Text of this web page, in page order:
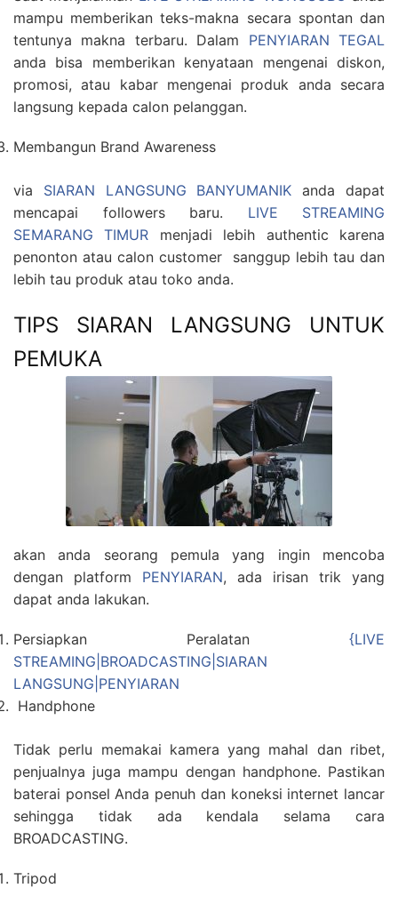
mampu memberikan teks-makna secara spontan dan
tentunya makna terbaru. Dalam PENYIARAN TEGAL
anda bisa memberikan kenyataan mengenai diskon,
promosi, atau kabar mengenai produk anda secara
langsung kepada calon pelanggan.
Membangun Brand Awareness
via SIARAN LANGSUNG BANYUMANIK anda dapat
mencapai followers baru. LIVE STREAMING
SEMARANG TIMUR menjadi lebih authentic karena
penonton atau calon customer sanggup lebih tau dan
lebih tau produk atau toko anda.
TIPS SIARAN LANGSUNG UNTUK
PEMUKA
akan anda seorang pemula yang ingin mencoba
dengan platform PENYIARAN, ada irisan trik yang
dapat anda lakukan.
Persiapkan Peralatan {LIVE
STREAMING|BROADCASTING|SIARAN
LANGSUNG|PENYIARAN
Handphone
Tidak perlu memakai kamera yang mahal dan ribet,
penjualnya juga mampu dengan handphone. Pastikan
baterai ponsel Anda penuh dan koneksi internet lancar
sehingga tidak ada kendala selama cara
BROADCASTING.
Tripod